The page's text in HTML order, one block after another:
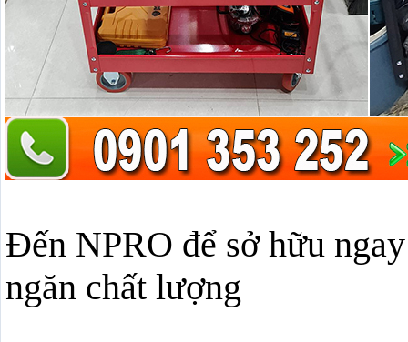
Đến NPRO để sở hữu
ngăn chất lượng